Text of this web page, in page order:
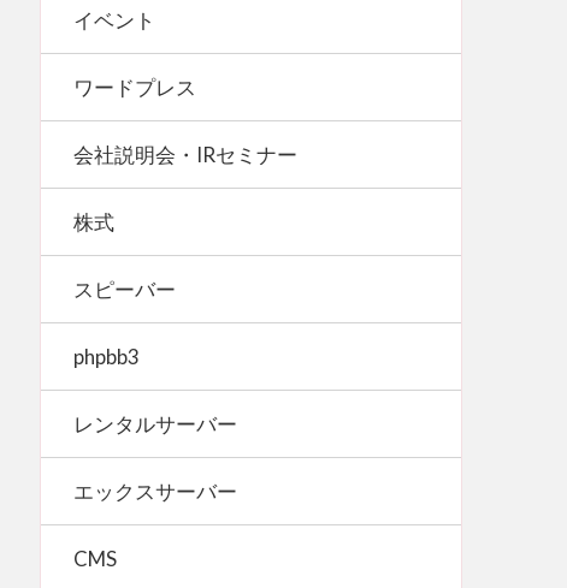
イベント
ワードプレス
会社説明会・IRセミナー
株式
スピーバー
phpbb3
レンタルサーバー
エックスサーバー
CMS